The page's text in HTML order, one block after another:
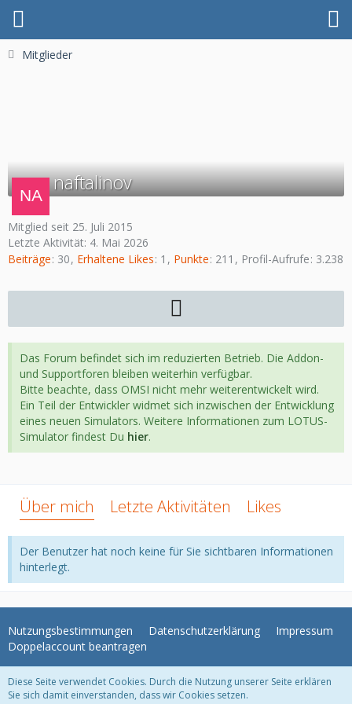
Mitglieder
naftalinov
Mitglied seit 25. Juli 2015
Letzte Aktivität: 4. Mai 2026
Beiträge 30 Erhaltene Likes 1 Punkte 211 Profil-Aufrufe 3.238
Das Forum befindet sich im reduzierten Betrieb. Die Addon-
und Supportforen bleiben weiterhin verfügbar.
Bitte beachte, dass OMSI nicht mehr weiterentwickelt wird.
Ein Teil der Entwickler widmet sich inzwischen der Entwicklung
eines neuen Simulators. Weitere Informationen zum LOTUS-
Simulator findest Du hier.
Über mich Letzte Aktivitäten Likes
Der Benutzer hat noch keine für Sie sichtbaren Informationen
hinterlegt.
Nutzungsbestimmungen Datenschutzerklärung
Impressum
Doppelaccount beantragen
WoltLab Suite Forum - Themenvorlage 3.1.2 © 2004-2018
Diese Seite verwendet Cookies. Durch die Nutzung unserer Seite erklären
Sie sich damit einverstanden, dass wir Cookies setzen.